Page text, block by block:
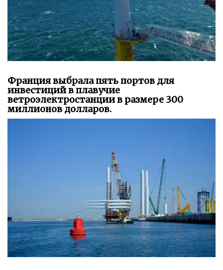
Франция выбрала пять портов для
инвестиций в плавучие
ветроэлектростанции в размере 300
миллионов долларов.